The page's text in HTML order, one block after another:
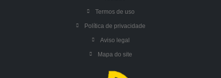
Termos de uso
Política de privacidade
Aviso legal
Mapa do site